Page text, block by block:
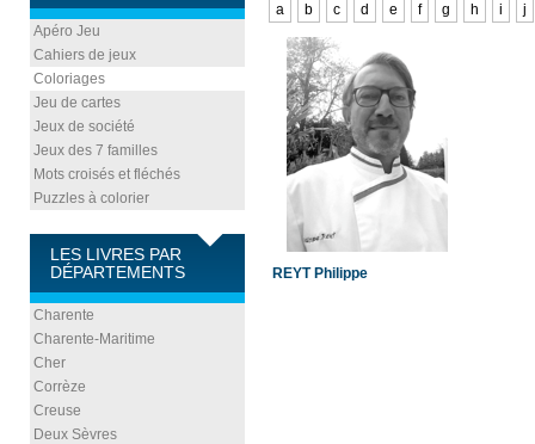
Apéro Jeu
Cahiers de jeux
Coloriages
Jeu de cartes
Jeux de société
Jeux des 7 familles
Mots croisés et fléchés
Puzzles à colorier
LES LIVRES PAR
DÉPARTEMENTS
Charente
Charente-Maritime
Cher
Corrèze
Creuse
Deux Sèvres
a
b c d e f g h i j
REYT Philippe